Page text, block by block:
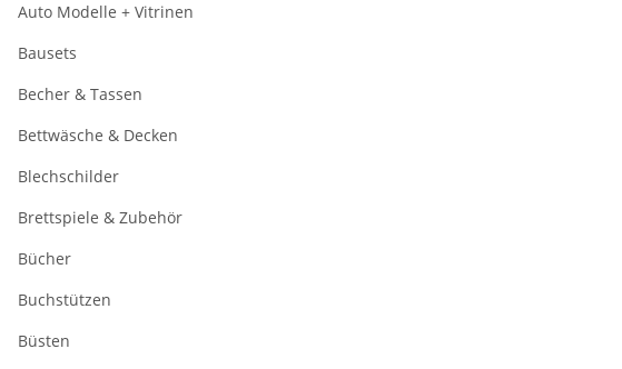
Auto Modelle + Vitrinen
Bausets
Becher & Tassen
Bettwäsche & Decken
Blechschilder
Brettspiele & Zubehör
Bücher
Buchstützen
Büsten